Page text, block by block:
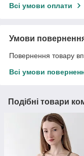
Всі умови оплати
Умови
Повернення товару
Всі умови
Подібні товари